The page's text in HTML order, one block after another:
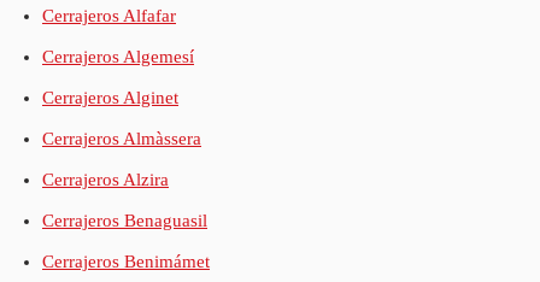
Cerrajeros Alfafar
Cerrajeros Algemesí
Cerrajeros Alginet
Cerrajeros Almàssera
Cerrajeros Alzira
Cerrajeros Benaguasil
Cerrajeros Benimámet